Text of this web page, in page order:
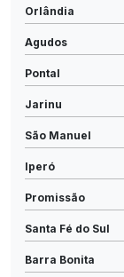
Orlândia
Agudos
Pontal
Jarinu
São Manuel
Iperó
Promissão
Santa Fé do Sul
Barra Bonita